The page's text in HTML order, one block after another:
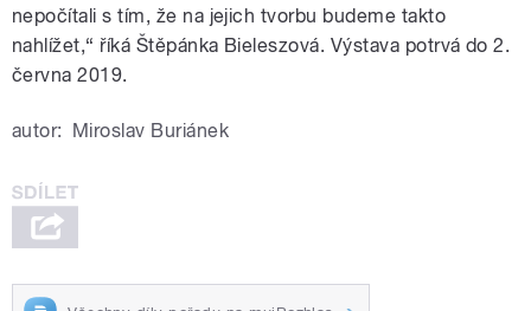
nepočítali s tím, že na jejich tvorbu budeme takto
nahlížet,“ říká Štěpánka Bieleszová. Výstava potrvá do 2.
června 2019.
autor: Miroslav Buriánek